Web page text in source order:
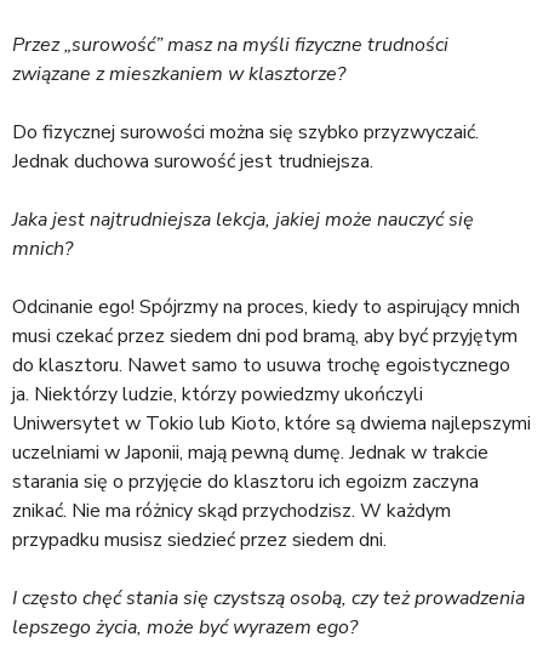
Przez „surowość” masz na myśli fizyczne trudności
związane z mieszkaniem w klasztorze?
Do fizycznej surowości można się szybko przyzwyczaić.
Jednak duchowa surowość jest trudniejsza.
Jaka jest najtrudniejsza lekcja, jakiej może nauczyć się
mnich?
Odcinanie ego! Spójrzmy na proces, kiedy to aspirujący mnich
musi czekać przez siedem dni pod bramą, aby być przyjętym
do klasztoru. Nawet samo to usuwa trochę egoistycznego
ja. Niektórzy ludzie, którzy powiedzmy ukończyli
Uniwersytet w Tokio lub Kioto, które są dwiema najlepszymi
uczelniami w Japonii, mają pewną dumę. Jednak w trakcie
starania się o przyjęcie do klasztoru ich egoizm zaczyna
znikać. Nie ma różnicy skąd przychodzisz. W każdym
przypadku musisz siedzieć przez siedem dni.
I często chęć stania się czystszą osobą, czy też prowadzenia
lepszego życia, może być wyrazem ego?